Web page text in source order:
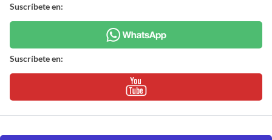
Suscríbete en:
Suscríbete en: